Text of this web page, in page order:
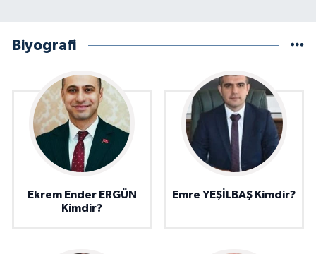
Biyografi
Ekrem Ender ERGÜN
Kimdir?
Emre YEŞİLBAŞ Kimdir?